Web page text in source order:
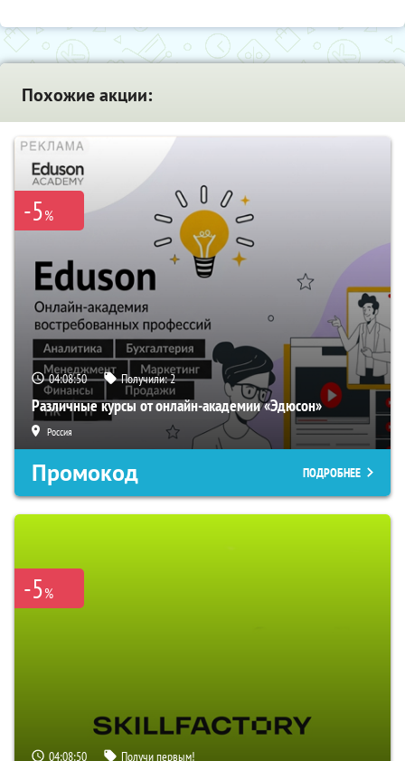
Похожие акции:
-5%
04:08:49 Получили:2
Различные курсы от онлайн-академии «Эдюсон»
Россия
Промокод ПОДРОБНЕЕ
-5%
04:08:49 Получи первым!